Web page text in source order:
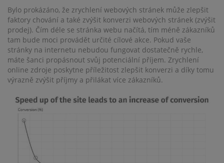
Bylo prokázáno, že zrychlení webových stránek může zlepšit
faktory chování a také zvýšit konverzi webových stránek (zvýšit
prodej). Čím déle se stránka webu načítá, tím méně zákazníků
tam bude moci provádět určité cílové akce. Pokud vaše
stránky na internetu nebudou fungovat dostatečně rychle,
máte šanci propásnout svůj potenciální příjem. Zrychlení
online zdroje poskytne příležitost zlepšit konverzi a díky tomu
výrazně zvýšit příjmy a přilákat více zákazníků.